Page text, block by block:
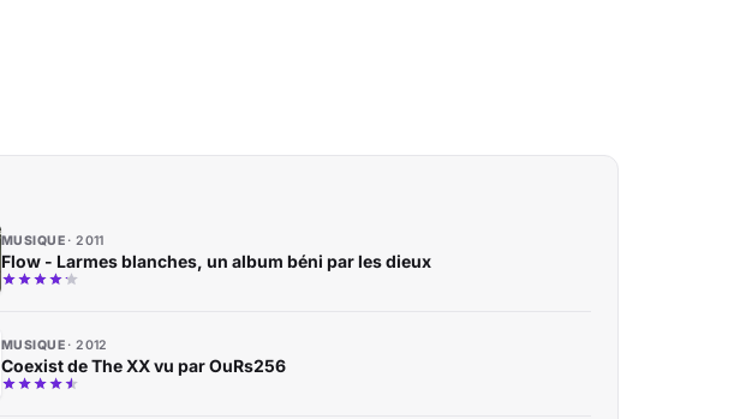
MUSIQUE 2011
Flow - Larmes blanches, un album béni par les dieux
MUSIQUE 2012
Coexist de The XX vu par OuRs256